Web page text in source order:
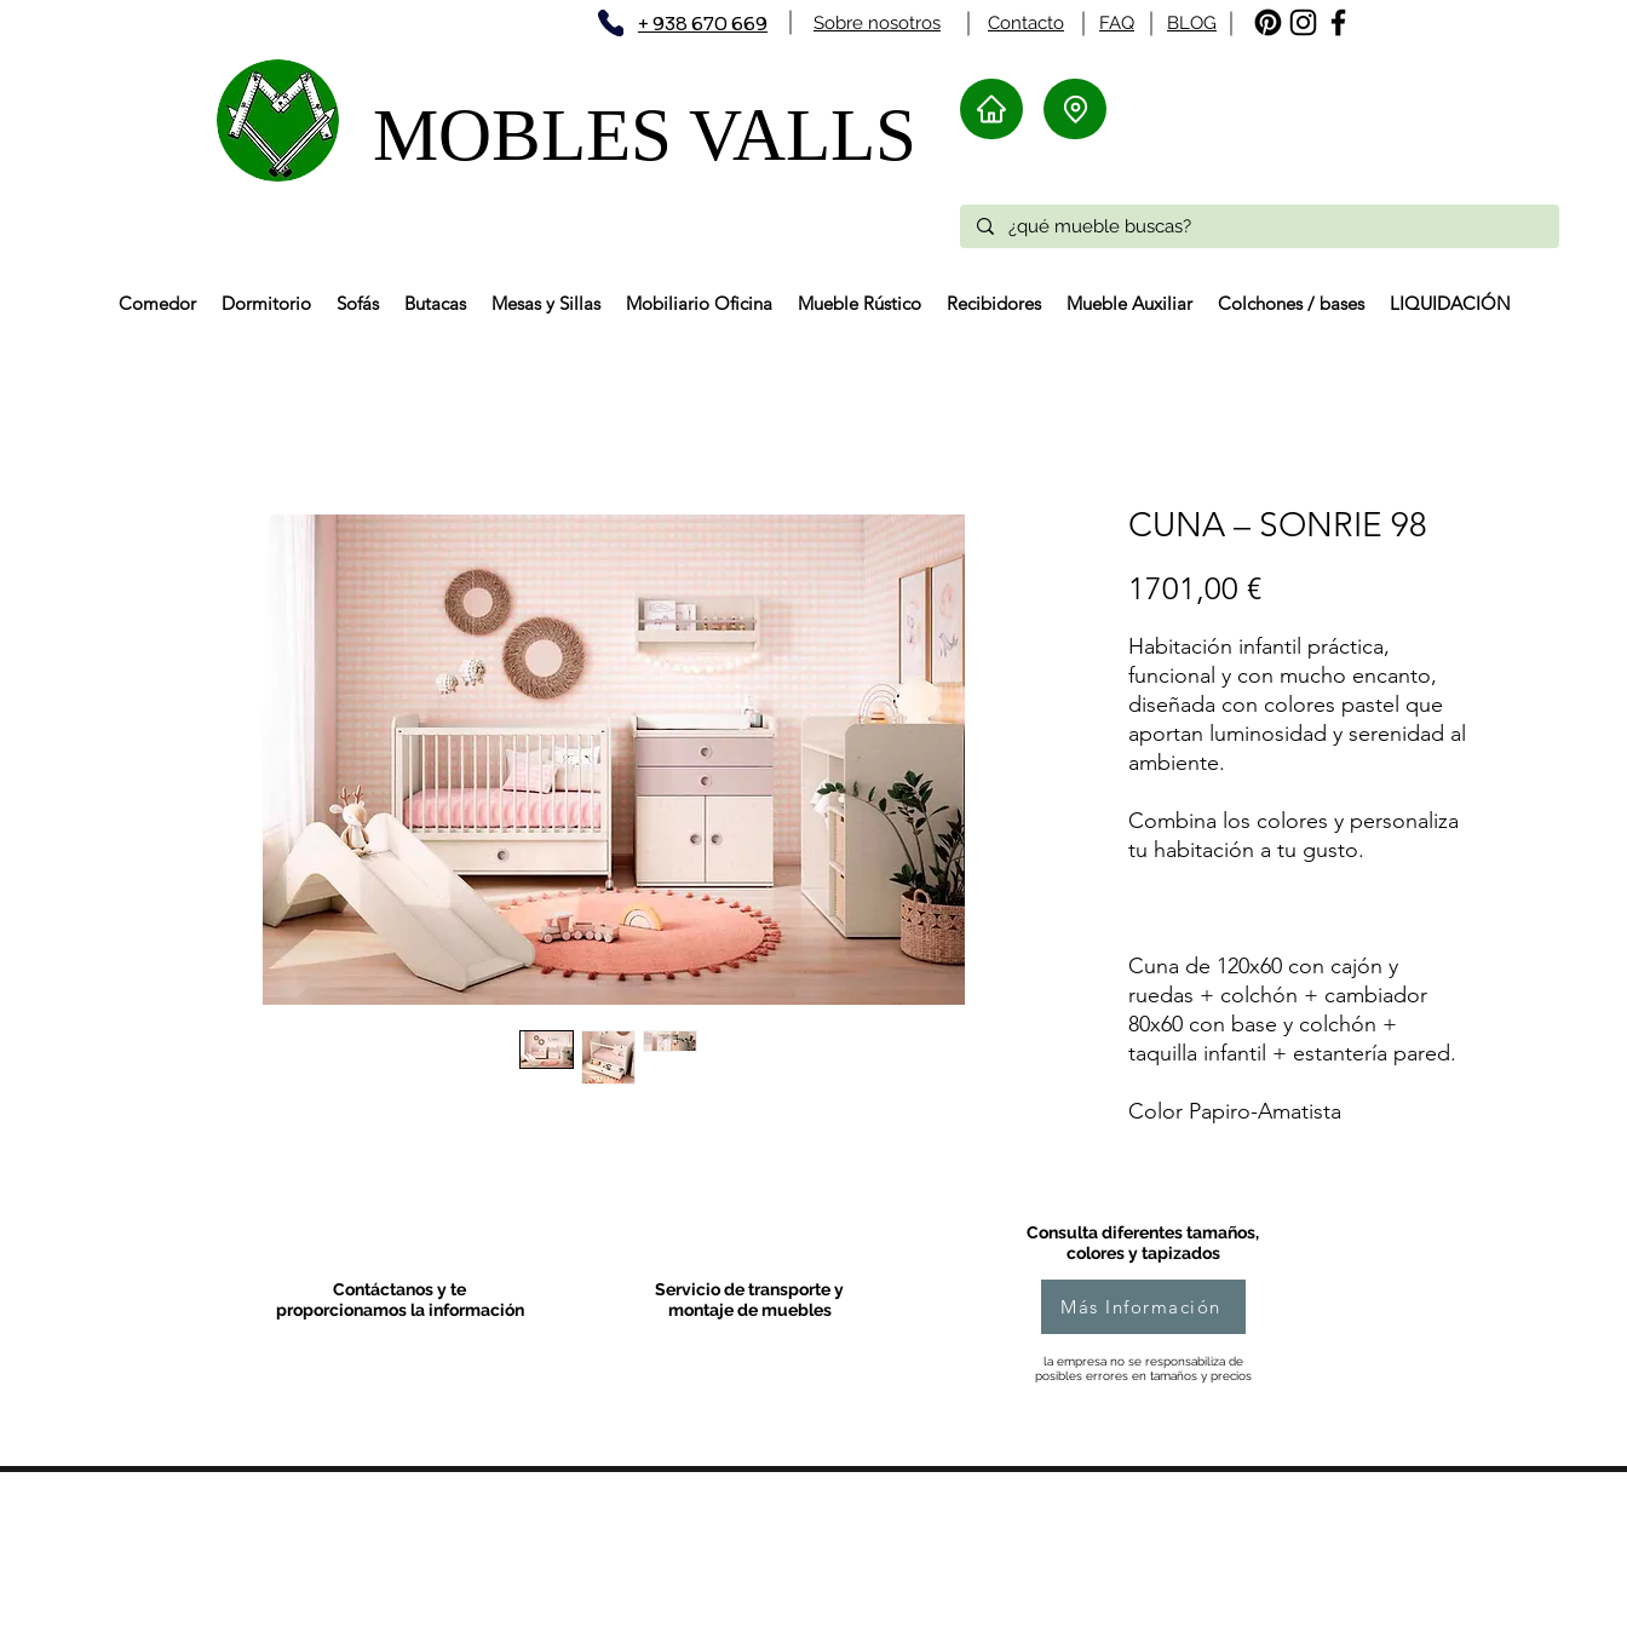
Sobre nosotros FAQ
+ 938 670 669 Contacto BLOG
MOBLES VALLS​
Comedor Dormitorio Sofás Butacas Mesas y Sillas Mobiliario Oficina Mueble Rústico Recibidores Mueble Auxiliar Colchones / bases LIQUIDACIÓN
CUNA – SONRIE 98
1701,00 €Precio
Habitación infantil práctica,
funcional y con mucho encanto,
diseñada con colores pastel que
aportan luminosidad y serenidad al
ambiente.
Combina los colores y personaliza
tu habitación a tu gusto.
Cuna de 120x60 con cajón y
ruedas + colchón + cambiador
80x60 con base y colchón +
taquilla infantil + estantería pared.
Color Papiro-Amatista
Consulta diferentes tamaños,
colores y tapizados
Contáctanos y te
proporcionamos la información
Servicio de transporte y
montaje de muebles
Más Información
la empresa no se responsabiliza de
posibles errores en tamaños y precios